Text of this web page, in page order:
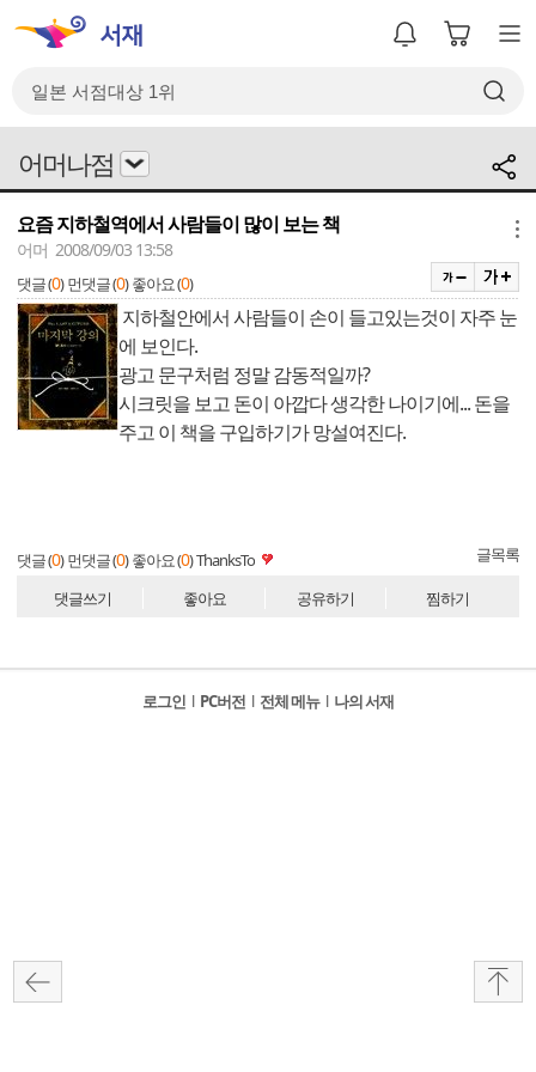
어머나점
요즘 지하철역에서 사람들이 많이 보는 책
어머 2008/09/03 13:58
댓글 (0) 먼댓글 (0) 좋아요 (0)
지하철안에서 사람들이 손이 들고있는것이 자주 눈
에 보인다.
광고 문구처럼 정말 감동적일까?
시크릿을 보고 돈이 아깝다 생각한 나이기에... 돈을
주고 이 책을 구입하기가 망설여진다.
댓글 (0) 먼댓글 (0) 좋아요 (0)ThanksTo 글목록
댓글쓰기 좋아요 공유하기 찜하기
로그인 l PC버전 l 전체 메뉴 l 나의 서재